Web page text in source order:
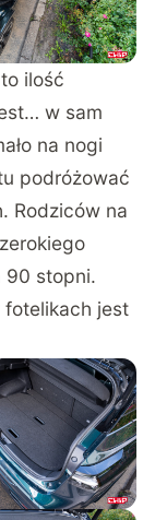
ilość
w sam
na nogi
podróżować
Rodziców na
90 stopni.
jest